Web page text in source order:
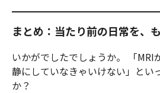
まとめ：当たり前の日常を、
いかがでしたでしょうか。 「MRI
静にしていなきゃいけない」とい
か？